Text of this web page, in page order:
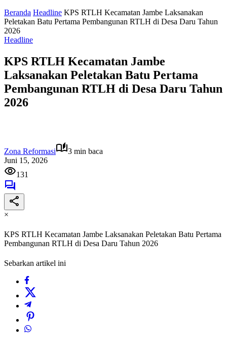
Beranda Headline KPS RTLH Kecamatan Jambe Laksanakan
Peletakan Batu Pertama Pembangunan RTLH di Desa Daru Tahun
2026
Headline
KPS RTLH Kecamatan Jambe
Laksanakan Peletakan Batu Pertama
Pembangunan RTLH di Desa Daru Tahun
2026
Zona Reformasi
3 min baca
Juni 15, 2026
131
×
KPS RTLH Kecamatan Jambe Laksanakan Peletakan Batu Pertama
Pembangunan RTLH di Desa Daru Tahun 2026
Sebarkan artikel ini